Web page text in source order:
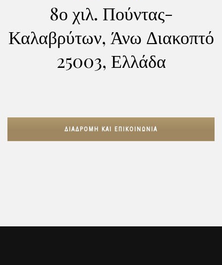
8ο χιλ. Πούντας-
Καλαβρύτων, Άνω Διακοπτό
25003, Ελλάδα
ΔΙΑΔΡΟΜΉ ΚΑΙ ΕΠΙΚΟΙΝΩΝΊΑ